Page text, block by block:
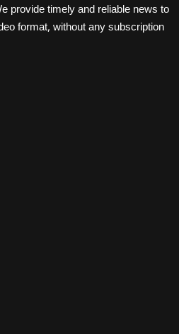
provide timely and reliable news to
format, without any subscription